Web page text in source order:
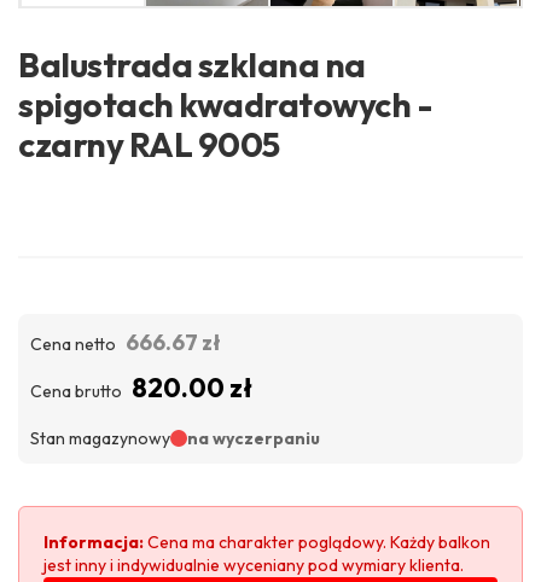
Balustrada szklana na
spigotach kwadratowych -
czarny RAL 9005
Cena netto 666.67 zł
Cena brutto 820.00 zł
Stan magazynowy na wyczerpaniu
Informacja:Cena ma charakter poglądowy. Każdy balkon
jest inny i indywidualnie wyceniany pod wymiary klienta.